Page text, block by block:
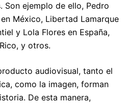
Son ejemplo de ello, Pedro
México, Libertad Lamarque
y Lola Flores en España,
y otros.
audiovisual, tanto el
como la imagen, forman
De esta manera,